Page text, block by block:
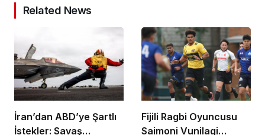
Related News
İran’dan ABD’ye Şartlı
İstekler: Savaş
Fijili Ragbi Oyuncusu
Saimoni Vunilagi